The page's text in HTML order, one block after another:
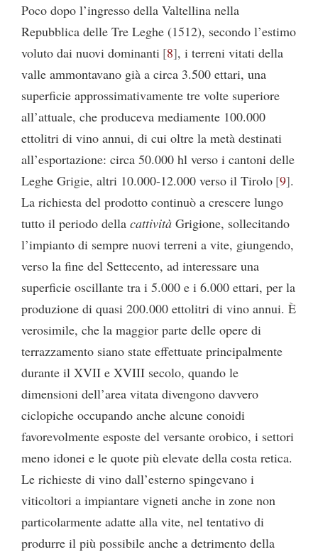
Poco dopo l’ingresso della Valtellina nella
Repubblica delle Tre Leghe (1512), secondo l’estimo
voluto dai nuovi dominanti 8 , i terreni vitati della
valle ammontavano già a circa 3.500 ettari, una
superficie approssimativamente tre volte superiore
all’attuale, che produceva mediamente 100.000
ettolitri di vino annui, di cui oltre la metà destinati
all’esportazione: circa 50.000 hl verso i cantoni delle
Leghe Grigie, altri 10.000-12.000 verso il Tirolo 9 .
La richiesta del prodotto continuò a crescere lungo
tutto il periodo della cattività Grigione, sollecitando
l’impianto di sempre nuovi terreni a vite, giungendo,
verso la fine del Settecento, ad interessare una
superficie oscillante tra i 5.000 e i 6.000 ettari, per la
produzione di quasi 200.000 ettolitri di vino annui. È
verosimile, che la maggior parte delle opere di
terrazzamento siano state effettuate principalmente
durante il XVII e XVIII secolo, quando le
dimensioni dell’area vitata divengono davvero
ciclopiche occupando anche alcune conoidi
favorevolmente esposte del versante orobico, i settori
meno idonei e le quote più elevate della costa retica.
Le richieste di vino dall’esterno spingevano i
viticoltori a impiantare vigneti anche in zone non
particolarmente adatte alla vite, nel tentativo di
produrre il più possibile anche a detrimento della